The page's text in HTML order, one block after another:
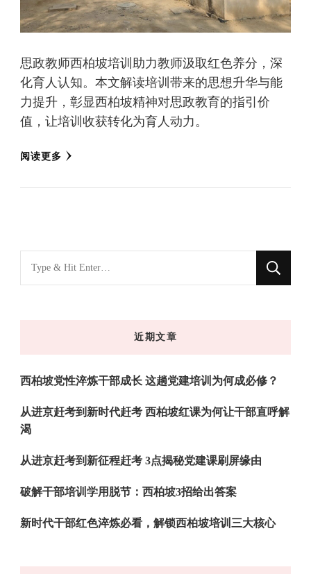
思政教师西柏坡培训助力教师汲取红色养分，深
化育人认知。本文解读培训带来的思想升华与能
力提升，彰显西柏坡精神对思政教育的指引价
值，让培训收获转化为育人动力。
阅读更多
什
近期文章
西柏坡党性淬炼干部成长 这趟党建培训为何成必修？
从进京赶考到新时代赶考 西柏坡红课为何让干部直呼解
渴
从进京赶考到新征程赶考 3点揭秘党建课刷屏缘由
破解干部培训学用脱节：西柏坡3招给出答案
新时代干部红色淬炼必看，解锁西柏坡培训三大核心